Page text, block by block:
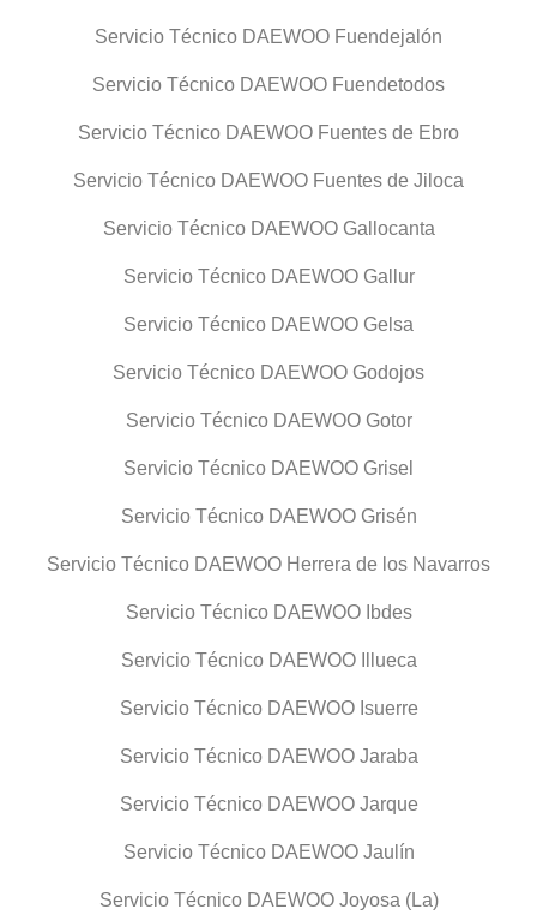
Servicio Técnico DAEWOO Fuendejalón
Servicio Técnico DAEWOO Fuendetodos
Servicio Técnico DAEWOO Fuentes de Ebro
Servicio Técnico DAEWOO Fuentes de Jiloca
Servicio Técnico DAEWOO Gallocanta
Servicio Técnico DAEWOO Gallur
Servicio Técnico DAEWOO Gelsa
Servicio Técnico DAEWOO Godojos
Servicio Técnico DAEWOO Gotor
Servicio Técnico DAEWOO Grisel
Servicio Técnico DAEWOO Grisén
Servicio Técnico DAEWOO Herrera de los Navarros
Servicio Técnico DAEWOO Ibdes
Servicio Técnico DAEWOO Illueca
Servicio Técnico DAEWOO Isuerre
Servicio Técnico DAEWOO Jaraba
Servicio Técnico DAEWOO Jarque
Servicio Técnico DAEWOO Jaulín
Servicio Técnico DAEWOO Joyosa (La)